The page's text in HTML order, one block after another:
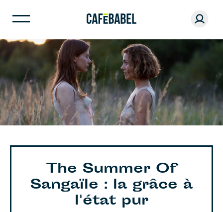
The Summer Of
Sangaïle : la grâce à
l'état pur